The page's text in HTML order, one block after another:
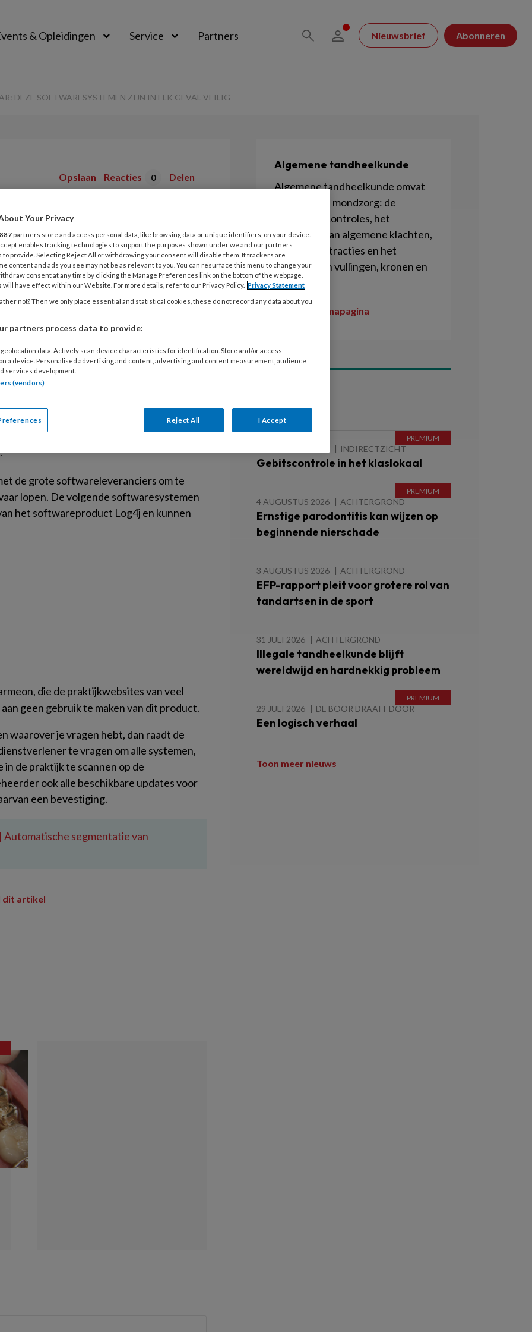
& Opleidingen Service Partners Nieuwsbrief Abonneren
DEZE SOFTWARESYSTEMEN ZIJN IN ELK GEVAL VEILIG
Opslaan Reacties 0 Delen
deze
zijn in elk
gerezen over het gebruik van
van dit product lopen het
zette op een rijtje welke
worden gebruikt.
gebruikt wordt in webapplicaties en
Er zit een lek in het product dat
de grote softwareleveranciers om te
lopen. De volgende softwaresystemen
het softwareproduct Log4j en kunnen
die de praktijkwebsites van veel
geen gebruik te maken van dit product.
waarover je vragen hebt, dan raadt de
te vragen om alle systemen,
de praktijk te scannen op de
ook alle beschikbare updates voor
een bevestiging.
Automatische segmentatie van
dit artikel
Algemene tandheelkunde
Algemene tandheelkunde omvat
de reguliere mondzorg: de
periodieke controles, het
verhelpen van algemene klachten,
maar ook extracties en het
plaatsen van vullingen, kronen en
bruggen.
Naar de themapagina
Lees ook
INDIRECTZICHT
Gebitscontrole in het klaslokaal
4 AUGUSTUS 2026 ACHTERGROND
Ernstige parodontitis kan wijzen op
beginnende nierschade
3 AUGUSTUS 2026 ACHTERGROND
EFP-rapport pleit voor grotere rol van
tandartsen in de sport
31 JULI 2026 ACHTERGROND
Illegale tandheelkunde blijft
wereldwijd en hardnekkig probleem
29 JULI 2026 DE BOOR DRAAIT DOOR
Een logisch verhaal
Toon meer nieuws
Your Privacy
887 partners store and access personal data, like browsing data or unique identifiers, on your device.
enables tracking technologies to support the purposes shown under we and our partners
to provide. Selecting Reject All or withdrawing your consent will disable them. If trackers are
content and ads you see may not be as relevant to you. You can resurface this menu to change your
consent at any time by clicking the Manage Preferences link on the bottom of the webpage.
will have effect within our Website. For more details, refer to our Privacy Policy. Privacy Statement
not? Then we only place essential and statistical cookies, these do not record any data about you
partners process data to provide:
data. Actively scan device characteristics for identification. Store and/or access
a device. Personalised advertising and content, advertising and content measurement, audience
services development.
(vendors)
Reject All I Accept